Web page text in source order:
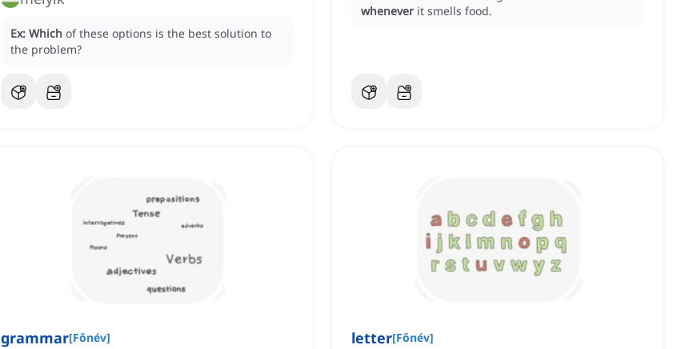
Ex: Which of these options is the best solution to
the problem?
whenever it smells food.
grammar[Főnév] letter[Főnév]